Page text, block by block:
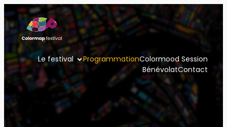
Aller
au
contenu
Le festival ProgrammationColormood Session
BénévolatContact